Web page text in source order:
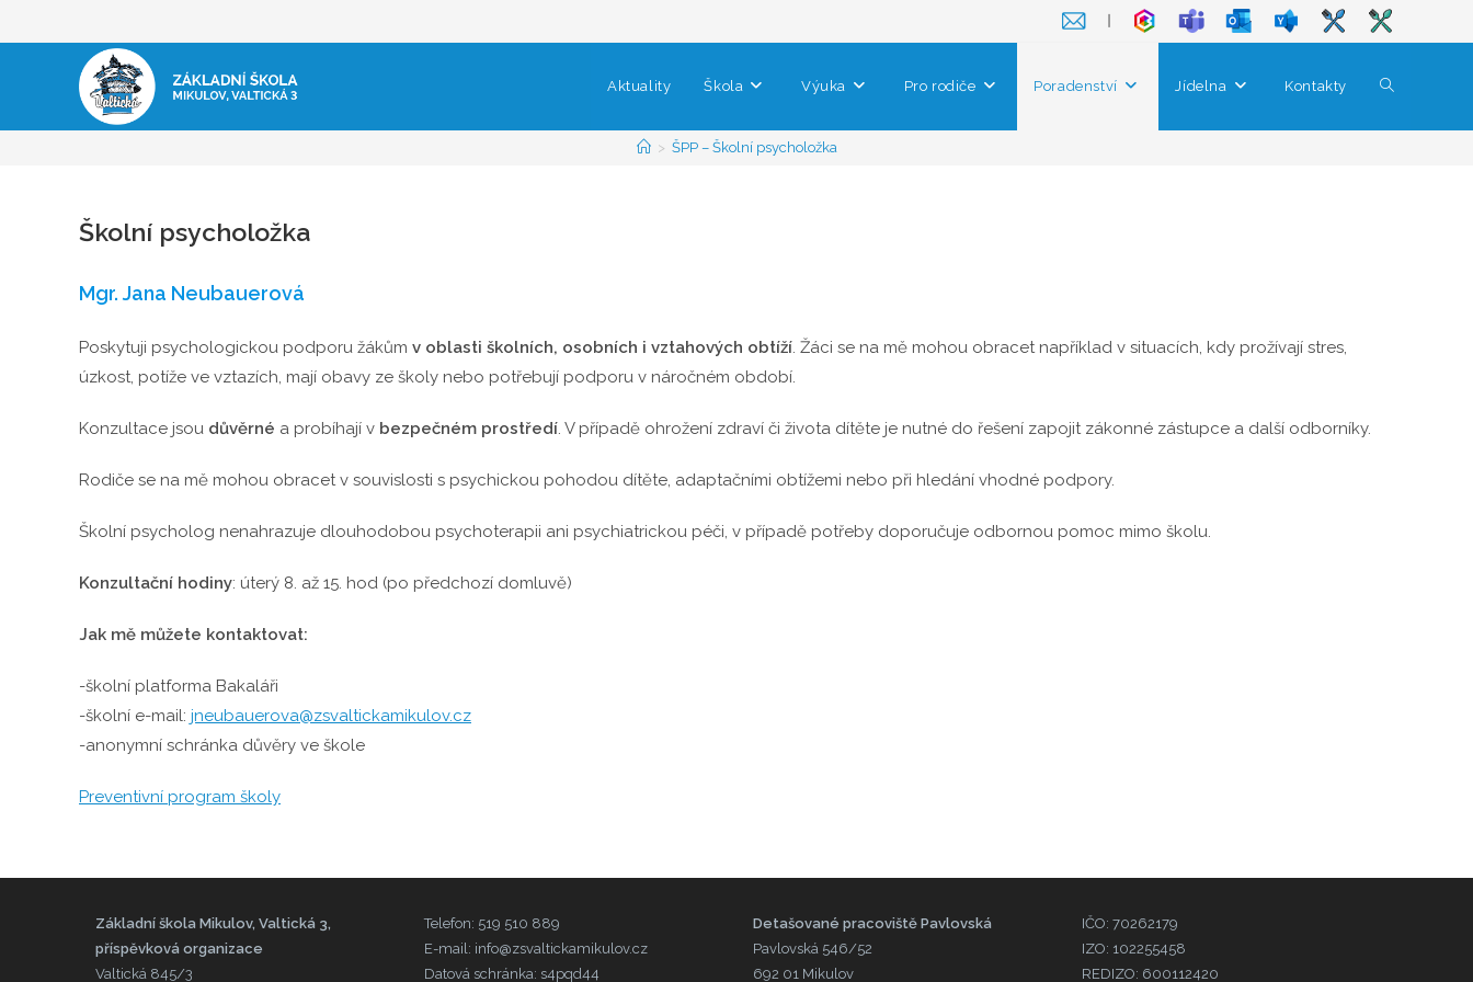
k
Aktuality Škola Výuka Pro rodiče Poradenství Jídelna Kontakty Toggle
> ŠPP – Školní psycholožka
Školní psycholožka
Mgr. Jana Neubauerová
Poskytuji psychologickou podporu žákům v oblasti školních, osobních i vztahových obtíží . Žáci se na mě mohou obracet například v situacích, kdy prožívají stres,
úzkost, potíže ve vztazích, mají obavy ze školy nebo potřebují podporu v náročném období.
Konzultace jsou důvěrné a probíhají v bezpečném prostředí . V případě ohrožení zdraví či života dítěte je nutné do řešení zapojit zákonné zástupce a další odborníky.
Rodiče se na mě mohou obracet v souvislosti s psychickou pohodou dítěte, adaptačními obtížemi nebo při hledání vhodné podpory.
Školní psycholog nenahrazuje dlouhodobou psychoterapii ani psychiatrickou péči, v případě potřeby doporučuje odbornou pomoc mimo školu.
Konzultační hodiny: úterý 8. až 15. hod (po předchozí domluvě)
Jak mě můžete kontaktovat:
-školní platforma Bakaláři
-školní e-mail: jneubauerova@zsvaltickamikulov.cz
-anonymní schránka důvěry ve škole
Preventivní program školy
Základní škola Mikulov, Valtická 3,
příspěvková organizace
Valtická 845/3
Telefon: 519 510 889
E-mail: info@zsvaltickamikulov.cz
Datová schránka: s4pqd44
Detašované pracoviště Pavlovská
Pavlovská 546/52
692 01 Mikulov
IČO: 70262179
IZO: 102255458
REDIZO: 600112420